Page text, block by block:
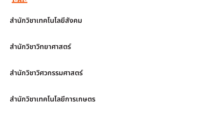
สำนักวิชาเทคโนโลยีสังคม
สำนักวิชาวิทยาศาสตร์
สำนักวิชาวิศวกรรมศาสตร์
สำนักวิชาเทคโนโลยีการเกษตร